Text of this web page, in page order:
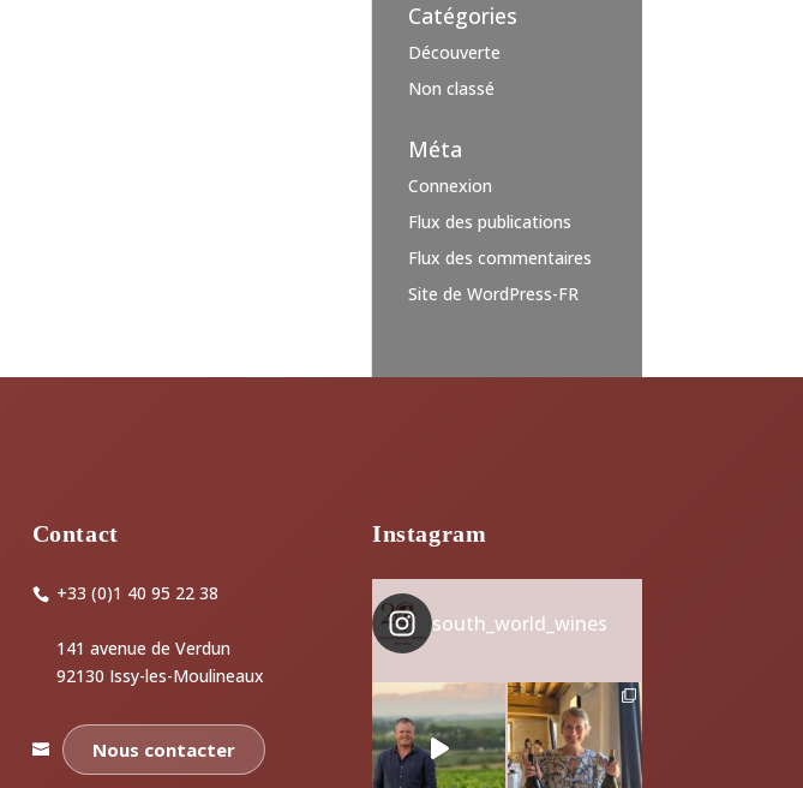
Catégories
Découverte
Non classé
Méta
Connexion
Flux des publications
Flux des commentaires
Site de WordPress-FR
Contact
+33 (0)1 40 95 22 38
141 avenue de Verdun
92130 Issy-les-Moulineaux
Nous contacter
Instagram
south_world_wines